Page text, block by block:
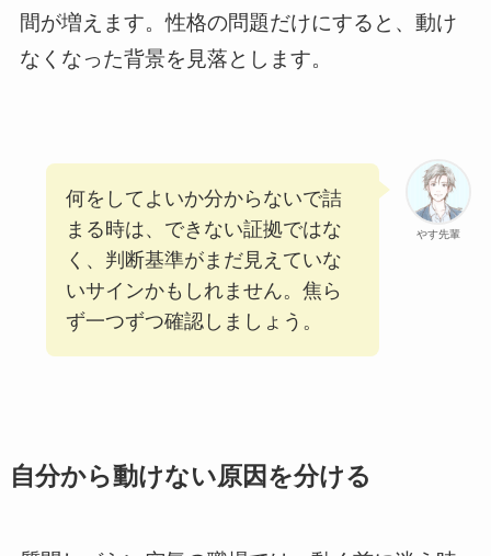
間が増えます。性格の問題だけにすると、動け
なくなった背景を見落とします。
やす先輩
何をしてよいか分からないで詰
まる時は、できない証拠ではな
く、判断基準がまだ見えていな
いサインかもしれません。焦ら
ず一つずつ確認しましょう。
自分から動けない原因を分ける